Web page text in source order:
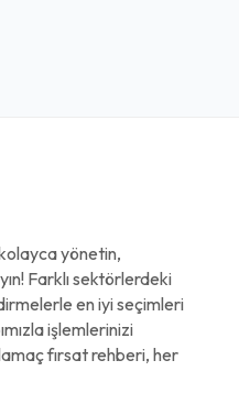
yönetin,
Farklı sektörlerdeki
en iyi seçimleri
işlemlerinizi
fırsat rehberi, her